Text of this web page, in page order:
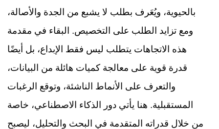
بالحيوية، ويُعَرف بطلب لا يشبع من الجدة والأصالة،
ومع تزايد الطلب على التخصيص. البقاء في مقدمة
هذه الاتجاهات يتطلب ليس فقط الإبداع، بل أيضًا
قدرة قوية على معالجة كميات هائلة من البيانات،
والتعرف على الأنماط الناشئة، وتوقع الرغبات
المستقبلية. هنا يأتي دور الذكاء الاصطناعي، خاصة
من خلال قدراته المتقدمة في البحث والتحليل، ليصبح